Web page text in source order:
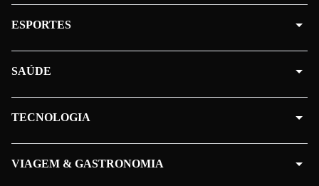
ESPORTES
SAÚDE
TECNOLOGIA
VIAGEM & GASTRONOMIA